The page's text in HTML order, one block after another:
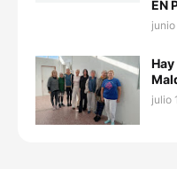
EN
junio
julio